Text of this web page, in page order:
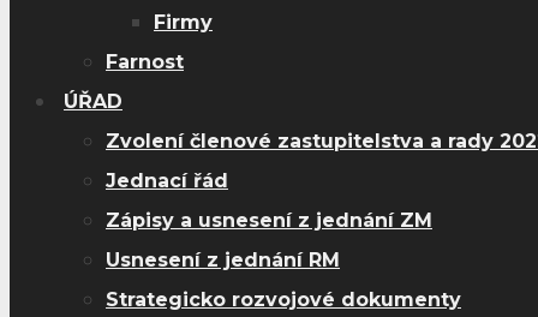
Firmy
Farnost
ÚŘAD
Zvolení členové zastupitelstva a rady
Jednací řád
Zápisy a usnesení z jednání ZM
Usnesení z jednání RM
Strategicko rozvojové dokumenty